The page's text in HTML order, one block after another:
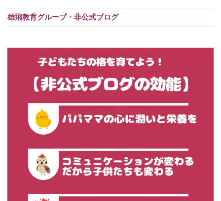
雄飛教育グループ・非公式ブログ